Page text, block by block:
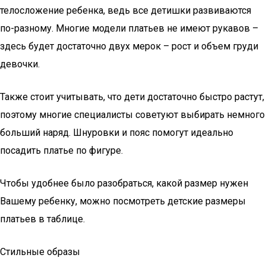
телосложение ребенка, ведь все детишки развиваются
по-разному. Многие модели платьев не имеют рукавов –
здесь будет достаточно двух мерок – рост и объем груди
девочки.
Также стоит учитывать, что дети достаточно быстро растут,
поэтому многие специалисты советуют выбирать немного
больший наряд. Шнуровки и пояс помогут идеально
посадить платье по фигуре.
Чтобы удобнее было разобраться, какой размер нужен
Вашему ребенку, можно посмотреть детские размеры
платьев в таблице.
Стильные образы